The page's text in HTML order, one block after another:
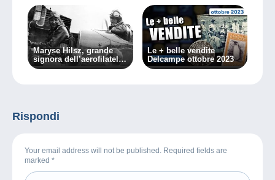
Maryse Hilsz, grande
signora dell’aerofilatelia
(terza e ultima parte)
Le + belle vendite
Delcampe ottobre 2023
Rispondi
Your email address will not be published. Required fields are
marked *